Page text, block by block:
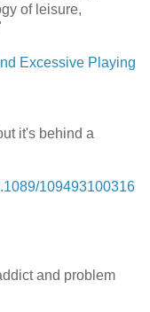
of leisure,
Excessive Playing
it's behind a
109493100316
and problem